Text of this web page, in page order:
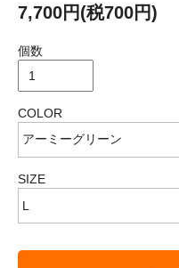
7,700円(税700円)
個数
COLOR
SIZE